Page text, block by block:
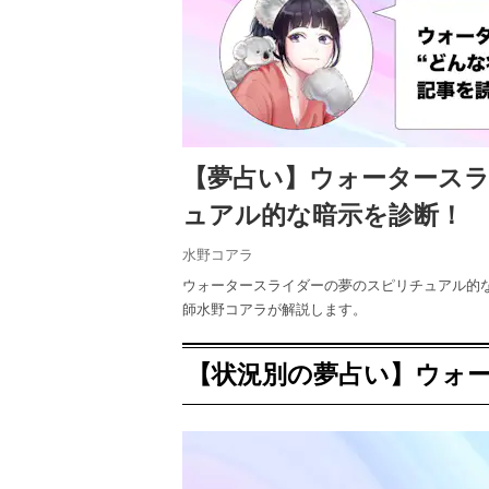
【夢占い】ウォータース
ュアル的な暗示を診断！
水野コアラ
ウォータースライダーの夢のスピリチュアル
師水野コアラが解説します。
【状況別の夢占い】ウ